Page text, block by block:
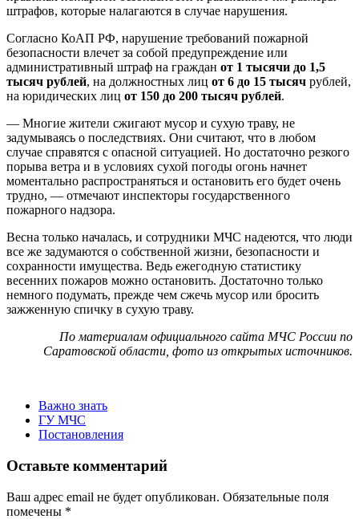
штрафов, которые налагаются в случае нарушения.
Согласно КоАП РФ, нарушение требований пожарной
безопасности влечет за собой предупреждение или
административный штраф на граждан от 1 тысячи до 1,5
тысяч рублей, на должностных лиц от 6 до 15 тысяч рублей,
на юридических лиц от 150 до 200 тысяч рублей.
— Многие жители сжигают мусор и сухую траву, не
задумываясь о последствиях. Они считают, что в любом
случае справятся с опасной ситуацией. Но достаточно резкого
порыва ветра и в условиях сухой погоды огонь начнет
моментально распространяться и остановить его будет очень
трудно, — отмечают инспекторы государственного
пожарного надзора.
Весна только началась, и сотрудники МЧС надеются, что люди
все же задумаются о собственной жизни, безопасности и
сохранности имущества. Ведь ежегодную статистику
весенних пожаров можно остановить. Достаточно только
немного подумать, прежде чем сжечь мусор или бросить
зажженную спичку в сухую траву.
По материалам официального сайта МЧС России по
Саратовской области, фото из открытых источников.
Важно знать
ГУ МЧС
Постановления
Оставьте комментарий
Ваш адрес email не будет опубликован. Обязательные поля
помечены *